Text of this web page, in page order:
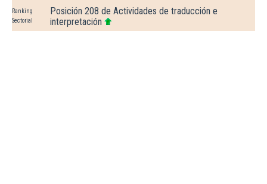
Ranking
Sectorial
Posición 208 de Actividades de traducción e
interpretación